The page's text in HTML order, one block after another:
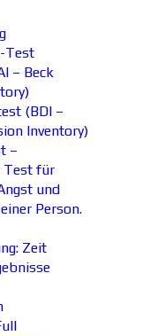
Test
– Beck
(BDI –
Inventory)
–
Test für
und
Person.
Zeit